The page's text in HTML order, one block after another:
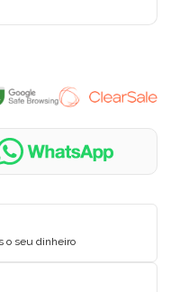
o seu dinheiro